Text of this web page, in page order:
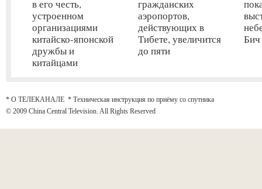
в его честь,
устроенном
организациями
китайско-японской
дружбы и
китайцами
гражданских
аэропортов,
действующих в
Тибете, увеличится
до пяти
Бич
* О ТЕЛЕКАНАЛЕ * Техническая инструкция по приёму со спутника
© 2009 China Central Television. All Rights Reserved